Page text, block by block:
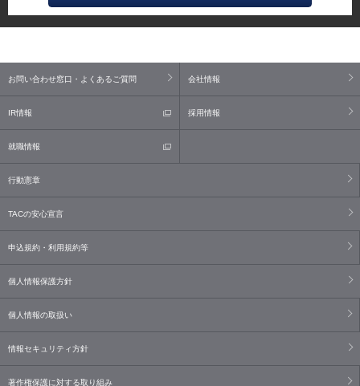
お問い合わせ窓口・よくあるご質問 会社情報
IR情報 採用情報
就職情報
行動憲章
TACの安心宣言
申込規約・利用規約等
個人情報保護方針
個人情報の取扱い
情報セキュリティ方針
著作権保護に対する取り組み